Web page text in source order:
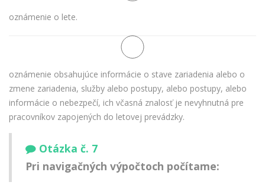
oznámenie o lete.
oznámenie obsahujúce informácie o stave zariadenia alebo o
zmene zariadenia, služby alebo postupy, alebo postupy, alebo
informácie o nebezpečí, ich včasná znalosť je nevyhnutná pre
pracovníkov zapojených do letovej prevádzky.
Otázka č. 7
Pri navigačných výpočtoch počítame: